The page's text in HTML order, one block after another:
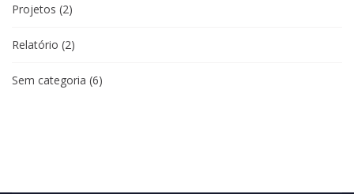
Projetos (2)
Relatório (2)
Sem categoria (6)